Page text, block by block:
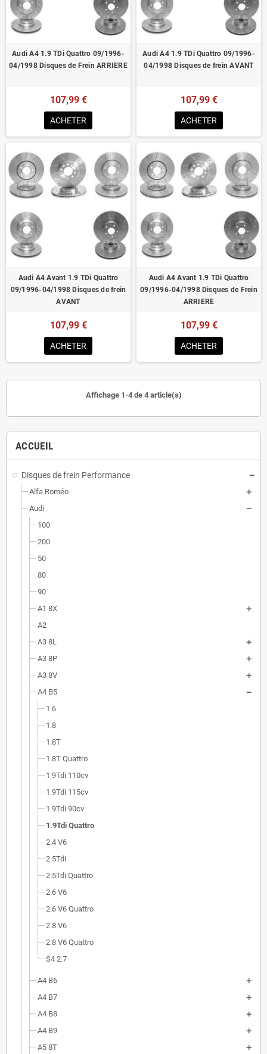
ACCUEIL
Disques de frein Performance
Alfa Roméo
Audi
100
200
50
80
90
A1 8X
A2
A3 8L
A3 8P
A3 8V
A4 B5
1.6
1.8
1.8T
1.8T Quattro
1.9Tdi 110cv
1.9Tdi 115cv
1.9Tdi 90cv
1.9Tdi Quattro
2.4 V6
2.5Tdi
2.5Tdi Quattro
2.6 V6
2.6 V6 Quattro
2.8 V6
2.8 V6 Quattro
S4 2.7
A4 B6
A4 B7
A4 B8
A4 B9
A5 8T
Homologué pour le contrôle technique
Audi A4 1.9 TDi Quattro 09/1996-
04/1998 Disques de Frein ARRIERE
107,99 €
ACHETER
Audi A4 1.9 TDi Quattro 09/1996-
04/1998 Disques de frein AVANT
107,99 €
ACHETER
Audi A4 Avant 1.9 TDi Quattro
09/1996-04/1998 Disques de frein
AVANT
107,99 €
ACHETER
Audi A4 Avant 1.9 TDi Quattro
09/1996-04/1998 Disques de Frein
ARRIERE
107,99 €
ACHETER
Affichage 1-4 de 4 article(s)